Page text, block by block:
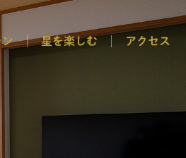
ン 星を楽しむ アクセス